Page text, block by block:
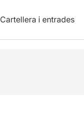
Cartellera i entrades